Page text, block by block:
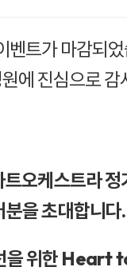
벤트가 마감되
에 진심으로
오케스트라 정
분을 초대합니다.
을 위한Heart